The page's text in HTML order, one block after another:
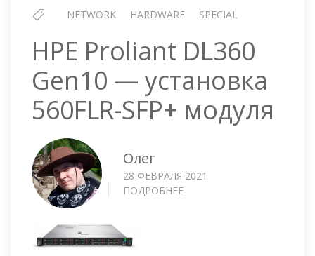
NETWORK HARDWARE SPECIAL
HPE Proliant DL360
Gen10 — установка
560FLR-SFP+ модуля
Олег
28 ФЕВРАЛЯ 2021
ПОДРОБНЕЕ